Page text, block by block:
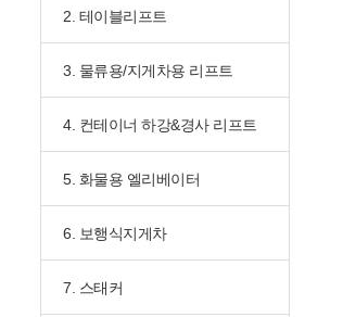
2. 테이블리프트
3. 물류용/지게차용 리프트
4. 컨테이너 하강&경사 리프트
5. 화물용 엘리베이터
6. 보행식지게차
7. 스태커